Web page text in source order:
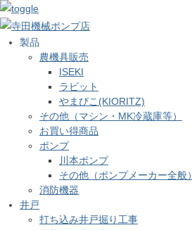
製品
農機具販売
ISEKI
ラビット
やまびこ(KIORITZ)
その他（マシン・MK冷蔵庫等）
お買い得商品
ポンプ
川本ポンプ
その他（ポンプメーカー全般）
消防機器
井戸
打ち込み井戸掘り工事